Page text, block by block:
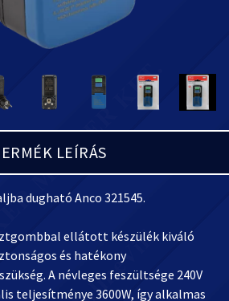
LEÍRÁS
dugható Anco 321545.
ellátott készülék kiváló
és hatékony
A névleges feszültsége 240V
teljesítménye 3600W, így alkalmas